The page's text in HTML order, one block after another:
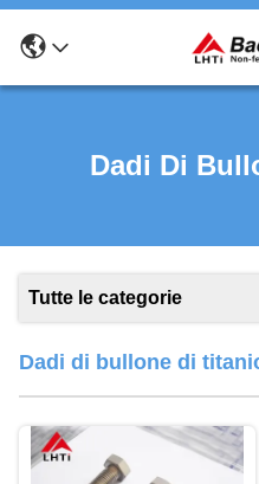
Dadi Di
Tutte le categorie
Dadi di bullone di